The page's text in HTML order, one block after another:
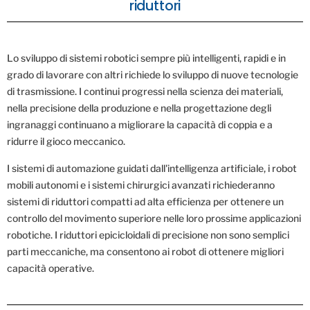
riduttori
Lo sviluppo di sistemi robotici sempre più intelligenti, rapidi e in
grado di lavorare con altri richiede lo sviluppo di nuove tecnologie
di trasmissione. I continui progressi nella scienza dei materiali,
nella precisione della produzione e nella progettazione degli
ingranaggi continuano a migliorare la capacità di coppia e a
ridurre il gioco meccanico.
I sistemi di automazione guidati dall'intelligenza artificiale, i robot
mobili autonomi e i sistemi chirurgici avanzati richiederanno
sistemi di riduttori compatti ad alta efficienza per ottenere un
controllo del movimento superiore nelle loro prossime applicazioni
robotiche. I riduttori epicicloidali di precisione non sono semplici
parti meccaniche, ma consentono ai robot di ottenere migliori
capacità operative.